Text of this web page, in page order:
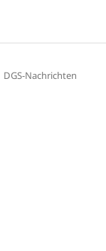
DGS-Nachrichten